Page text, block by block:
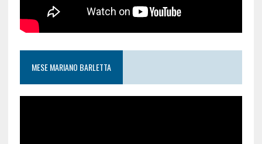
MESE MARIANO BARLETTA